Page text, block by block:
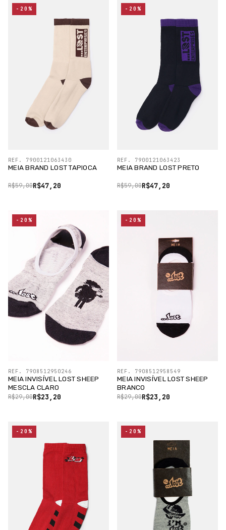
MEIA BRAND LOST TAPIOCA
R$47,20
R$59,00
REF. 7900121063430
-20%
MEIA BRAND LOST PRETO
R$47,20
R$59,00
REF. 7900121063423
-20%
MEIA INVISÍVEL LOST SHEEP
MESCLA CLARO
R$23,20
R$29,00
REF. 7908512950246
-20%
MEIA INVISÍVEL LOST SHEEP
BRANCO
R$23,20
R$29,00
REF. 7908512958549
-20%
-20% -20%